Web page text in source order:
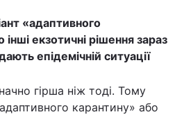
«адаптивного
екзотичні рішення зараз
епідемічній ситуації
гірша ніж тоді. Тому
карантину» або